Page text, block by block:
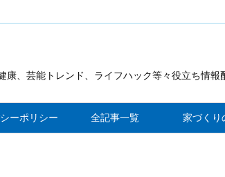
、芸能トレンド、ライフハック等々役立ち情報
ーポリシー 全記事一覧 家づくり